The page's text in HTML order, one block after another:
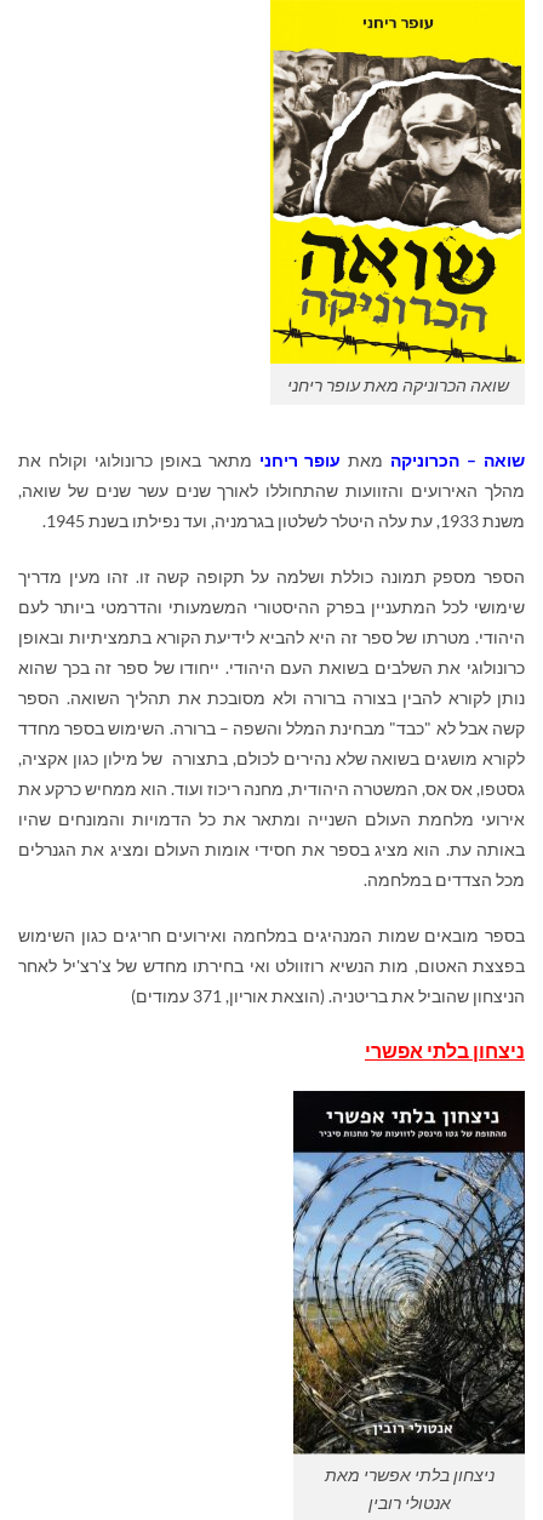
שואה הכרוניקה מאת עופר ריחני
שואה – הכרוניקה מאת עופר ריחני מתאר באופן כרונולוגי וקולח את
מהלך האירועים והזוועות שהתחוללו לאורך שנים עשר שנים של שואה,
משנת 1933, עת עלה היטלר לשלטון בגרמניה, ועד נפילתו בשנת 1945.
הספר מספק תמונה כוללת ושלמה על תקופה קשה זו. זהו מעין מדריך
שימושי לכל המתעניין בפרק ההיסטורי המשמעותי והדרמטי ביותר לעם
היהודי. מטרתו של ספר זה היא להביא לידיעת הקורא בתמציתיות ובאופן
כרונולוגי את השלבים בשואת העם היהודי. ייחודו של ספר זה בכך שהוא
נותן לקורא להבין בצורה ברורה ולא מסובכת את תהליך השואה. הספר
קשה אבל לא "כבד" מבחינת המלל והשפה – ברורה. השימוש בספר מחדד
לקורא מושגים בשואה שלא נהירים לכולם, בתצורה של מילון כגון אקציה,
גסטפו, אס אס, המשטרה היהודית, מחנה ריכוז ועוד. הוא ממחיש כרקע את
אירועי מלחמת העולם השנייה ומתאר את כל הדמויות והמונחים שהיו
באותה עת. הוא מציג בספר את חסידי אומות העולם ומציג את הגנרלים
מכל הצדדים במלחמה.
בספר מובאים שמות המנהיגים במלחמה ואירועים חריגים כגון השימוש
בפצצת האטום, מות הנשיא רוזוולט ואי בחירתו מחדש של צ'רצ'יל לאחר
הניצחון שהוביל את בריטניה. (הוצאת אוריון, 371 עמודים)
ניצחון בלתי אפשרי
ניצחון בלתי אפשרי מאת
אנטולי רובין